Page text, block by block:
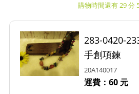
購物時間還有 29 分
283-0420-
手創項鍊
20A140017
運費：60 元